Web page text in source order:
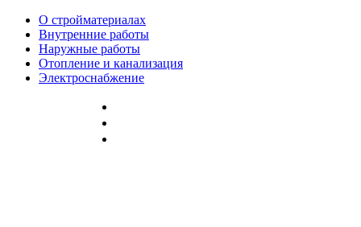
О стройматериалах
Внутренние работы
Наружные работы
Отопление и канализация
Электроснабжение